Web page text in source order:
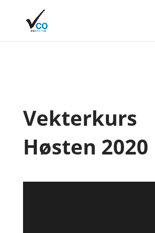
Vekterkurs
Høsten 2020